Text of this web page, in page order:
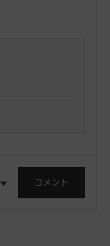
コメント